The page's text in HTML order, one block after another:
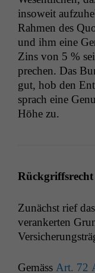
insoweit
Rah­men des
und ihm eine
Zins von 5 %
prechen. Das
gut, hob den
sprach eine
Höhe zu.
Rück­griff­s­recht
Zunächst rief
ver­ankerten
Gemäss Art. 72